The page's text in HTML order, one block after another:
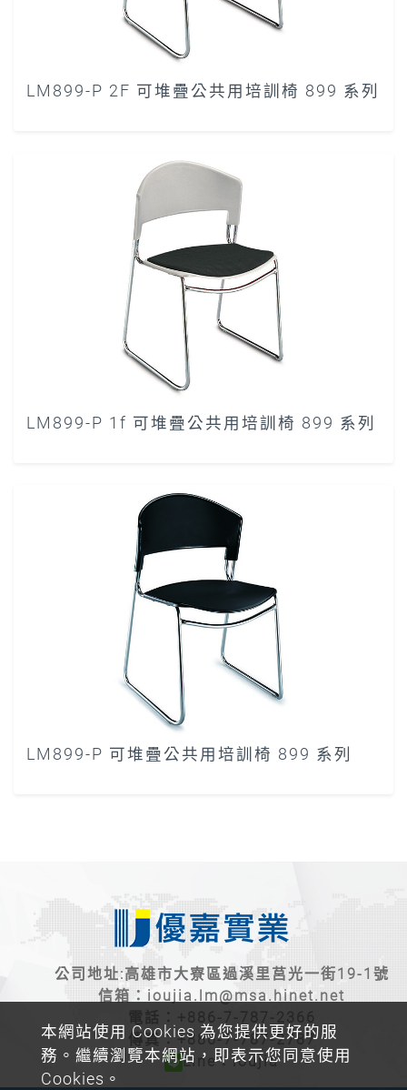
LM899-P 2F 可堆疊公共用培訓椅 899 系列
LM899-P 1f 可堆疊公共用培訓椅 899 系列
LM899-P 可堆疊公共用培訓椅 899 系列
本網站使用 Cookies 為您提供更好的服
務。繼續瀏覽本網站，即表示您同意使用
Cookies。
公司地址:高雄市大寮區過溪里莒光一街19-1號
信箱： ioujia.lm@msa.hinet.net
電話： +886-7-787-2366
傳真：+886-7-787-2787
Line：ioujia